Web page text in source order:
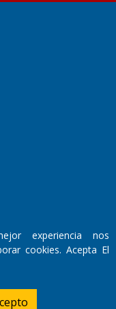
experiencia nos
cookies. Acepta El